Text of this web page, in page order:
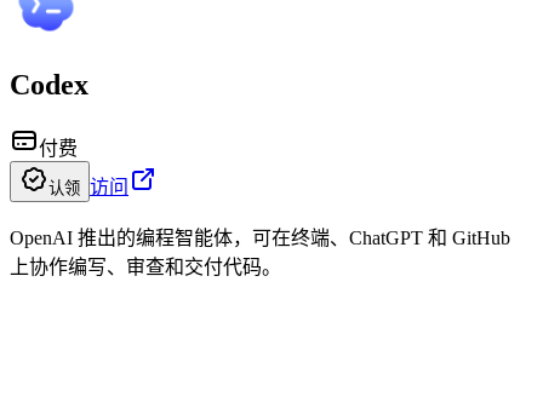
Codex
付费
认领 访问
OpenAI 推出的编程智能体，可在终端、ChatGPT 和 GitHub
上协作编写、审查和交付代码。